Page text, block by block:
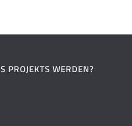
PROJEKTS WERDEN?